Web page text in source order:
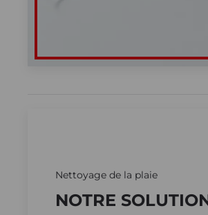
Nettoyage de la plaie
NOTRE